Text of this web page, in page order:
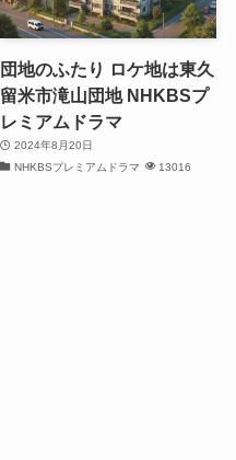
団地のふたり ロケ地は東久
留米市滝山団地 NHKBSプ
レミアムドラマ
2024年8月20日
NHKBSプレミアムドラマ
13016